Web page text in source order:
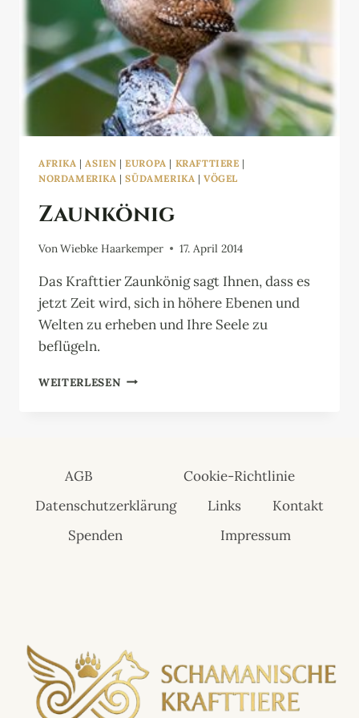
AFRIKA |ASIEN |EUROPA | KRAFTTIERE |
NORDAMERIKA |SÜDAMERIKA |VÖGEL
Zaunkönig
VonWiebke Haarkemper 17. April 2014
Das Krafttier Zaunkönig sagt Ihnen, dass es
jetzt Zeit wird, sich in höhere Ebenen und
Welten zu erheben und Ihre Seele zu
beflügeln.
WEITERLESEN ZAUNKÖNIG
AGB
Cookie-Richtlinie
Datenschutzerklärung
Links
Kontakt
Spenden
Impressum